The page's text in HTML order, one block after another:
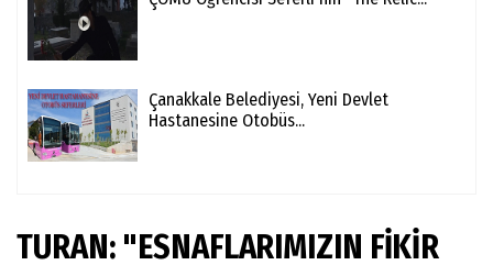
Çanakkale Belediyesi, Yeni Devlet
Hastanesine Otobüs...
TURAN: "ESNAFLARIMIZIN FİKİR